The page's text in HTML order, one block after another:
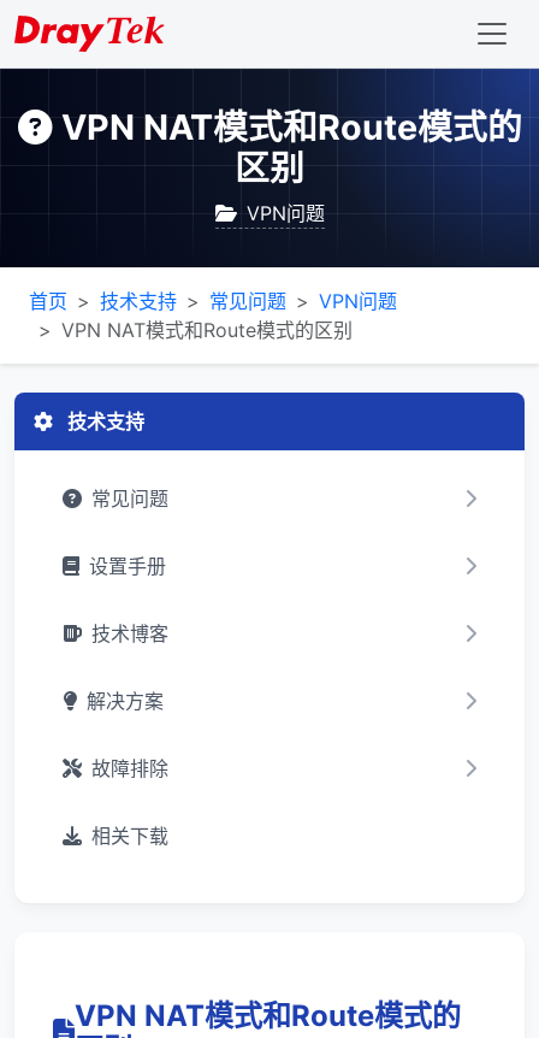
VPN NAT模式和Route模式的
区别
VPN问题
首页 技术支持 常见问题
VPN问题
VPN NAT模式和Route模式的区别
技术支持
常见问题
设置手册
技术博客
解决方案
故障排除
相关下载
VPN NAT模式和Route模式的